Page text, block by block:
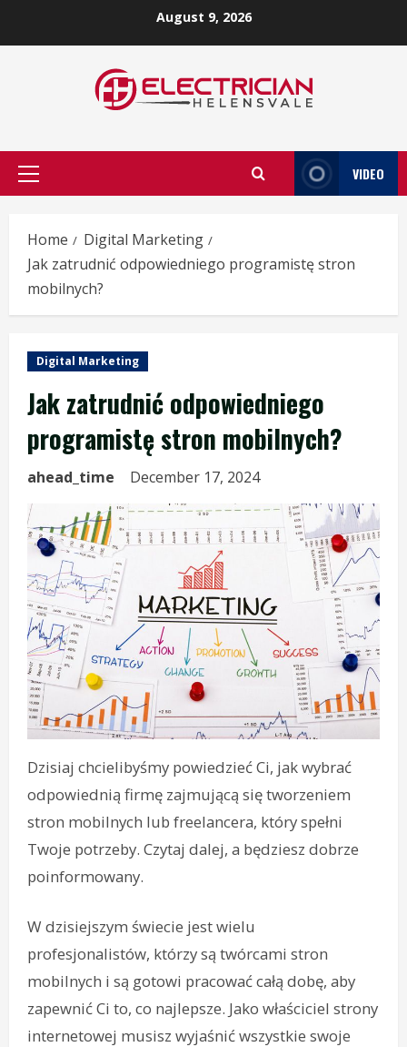
August 9, 2026
Primary
VIDEO
Home
Digital Marketing
Jak zatrudnić odpowiedniego programistę stron
mobilnych?
Digital Marketing
Jak zatrudnić odpowiedniego
programistę stron mobilnych?
ahead_time December 17, 2024
Dzisiaj chcielibyśmy powiedzieć Ci, jak wybrać
odpowiednią firmę zajmującą się tworzeniem
stron mobilnych lub freelancera, który spełni
Twoje potrzeby. Czytaj dalej, a będziesz dobrze
poinformowany.
W dzisiejszym świecie jest wielu
profesjonalistów, którzy są twórcami stron
mobilnych i są gotowi pracować całą dobę, aby
zapewnić Ci to, co najlepsze. Jako właściciel strony
internetowej musisz wyjaśnić wszystkie swoje